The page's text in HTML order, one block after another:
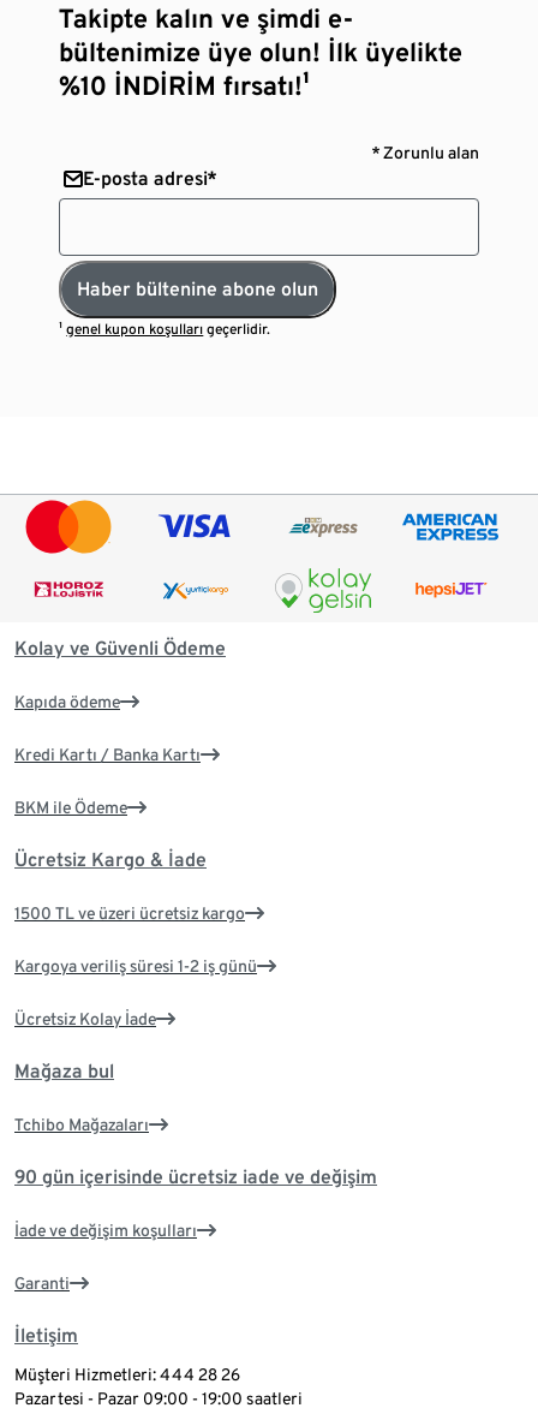
Takipte kalın ve şimdi e-
bültenimize üye olun! İlk üyelikte
%10 İNDİRİM fırsatı!¹
* Zorunlu alan
E-posta adresi*
Haber bültenine abone olun
¹genel kupon koşulları geçerlidir.
Kolay ve Güvenli Ödeme
Kapıda ödeme
Kredi Kartı / Banka Kartı
BKM ile Ödeme
Ücretsiz Kargo & İade
1500 TL ve üzeri ücretsiz kargo
Kargoya veriliş süresi 1-2 iş günü
Ücretsiz Kolay İade
Mağaza bul
Tchibo Mağazaları
90 gün içerisinde ücretsiz iade ve değişim
İade ve değişim koşulları
Garanti
İletişim
Müşteri Hizmetleri: 444 28 26
Pazartesi - Pazar 09:00 - 19:00 saatleri